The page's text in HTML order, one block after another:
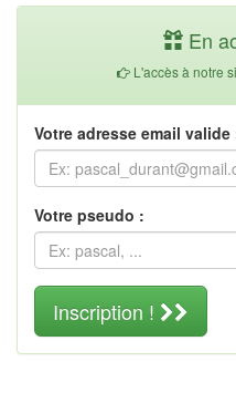
En
L'accès à notre
Votre adresse email valide
Votre pseudo :
Inscription !